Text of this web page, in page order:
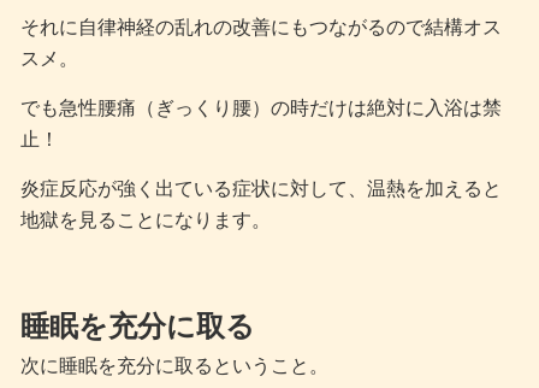
それに自律神経の乱れの改善にもつながるので結構オス
スメ。
でも急性腰痛（ぎっくり腰）の時だけは絶対に入浴は禁
止！
炎症反応が強く出ている症状に対して、温熱を加えると
地獄を見ることになります。
睡眠を充分に取る
次に睡眠を充分に取るということ。